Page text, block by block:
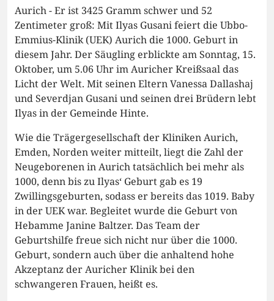
Aurich - Er ist 3425 Gramm schwer und 52
Zentimeter groß: Mit Ilyas Gusani feiert die Ubbo-
Emmius-Klinik (UEK) Aurich die 1000. Geburt in
diesem Jahr. Der Säugling erblickte am Sonntag, 15.
Oktober, um 5.06 Uhr im Auricher Kreißsaal das
Licht der Welt. Mit seinen Eltern Vanessa Dallashaj
und Severdjan Gusani und seinen drei Brüdern lebt
Ilyas in der Gemeinde Hinte.
Wie die Trägergesellschaft der Kliniken Aurich,
Emden, Norden weiter mitteilt, liegt die Zahl der
Neugeborenen in Aurich tatsächlich bei mehr als
1000, denn bis zu Ilyas‘ Geburt gab es 19
Zwillingsgeburten, sodass er bereits das 1019. Baby
in der UEK war. Begleitet wurde die Geburt von
Hebamme Janine Baltzer. Das Team der
Geburtshilfe freue sich nicht nur über die 1000.
Geburt, sondern auch über die anhaltend hohe
Akzeptanz der Auricher Klinik bei den
schwangeren Frauen, heißt es.